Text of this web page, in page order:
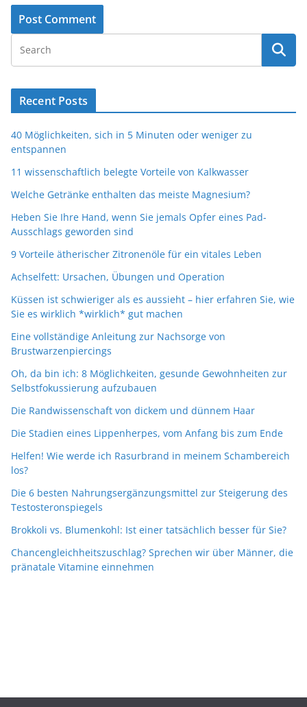
Recent Posts
40 Möglichkeiten, sich in 5 Minuten oder weniger zu
entspannen
11 wissenschaftlich belegte Vorteile von Kalkwasser
Welche Getränke enthalten das meiste Magnesium?
Heben Sie Ihre Hand, wenn Sie jemals Opfer eines Pad-
Ausschlags geworden sind
9 Vorteile ätherischer Zitronenöle für ein vitales Leben
Achselfett: Ursachen, Übungen und Operation
Küssen ist schwieriger als es aussieht – hier erfahren Sie, wie
Sie es wirklich *wirklich* gut machen
Eine vollständige Anleitung zur Nachsorge von
Brustwarzenpiercings
Oh, da bin ich: 8 Möglichkeiten, gesunde Gewohnheiten zur
Selbstfokussierung aufzubauen
Die Randwissenschaft von dickem und dünnem Haar
Die Stadien eines Lippenherpes, vom Anfang bis zum Ende
Helfen! Wie werde ich Rasurbrand in meinem Schambereich
los?
Die 6 besten Nahrungsergänzungsmittel zur Steigerung des
Testosteronspiegels
Brokkoli vs. Blumenkohl: Ist einer tatsächlich besser für Sie?
Chancengleichheitszuschlag? Sprechen wir über Männer, die
pränatale Vitamine einnehmen